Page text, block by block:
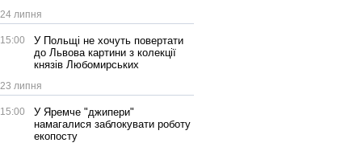
24 липня
15:00
У Польщі не хочуть повертати
до Львова картини з колекції
князів Любомирських
23 липня
15:00
У Яремче "джипери"
намагалися заблокувати роботу
екопосту